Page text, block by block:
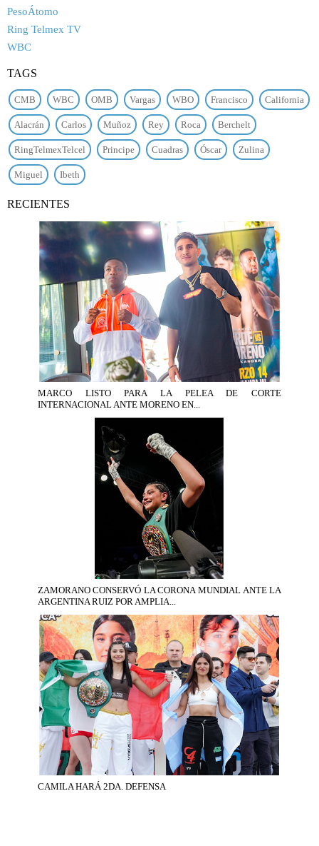
PesoÁtomo
Ring Telmex TV
WBC
TAGS
CMB WBC OMB Vargas WBO Francisco California
Alacrán Carlos Muñoz Rey Roca Berchelt
RingTelmexTelcel Principe Cuadras Óscar Zulina
Miguel Ibeth
RECIENTES
MARCO LISTO PARA LA PELEA DE CORTE
INTERNACIONAL ANTE MORENO EN...
ZAMORANO CONSERVÓ LA CORONA MUNDIAL ANTE LA
ARGENTINA RUIZ POR AMPLIA...
CAMILA HARÁ 2DA. DEFENSA